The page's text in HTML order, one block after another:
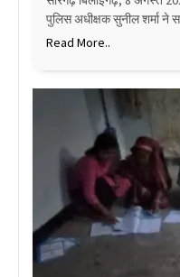
पुलिस अधीक्षक सुनील शर्मा ने
Read More..